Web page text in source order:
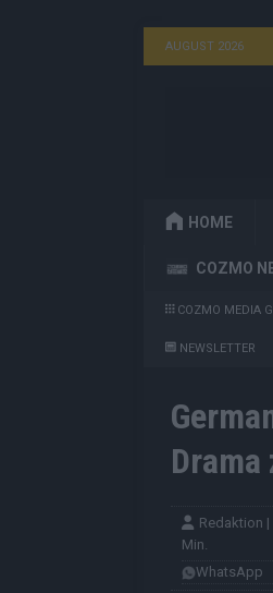
AUGUST 2026
HOME
COZMO
COZMO MEDIA
NEWSLETTER
Redaktion |
Min.
WhatsApp